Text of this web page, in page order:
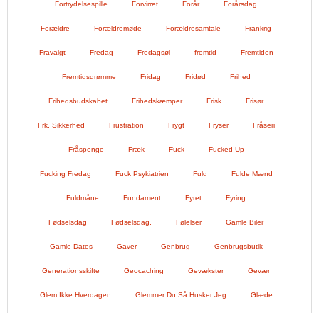
Fortrydelsespille Forvirret Forår Forårsdag
Forældre Forældremøde Forældresamtale Frankrig
Fravalgt Fredag Fredagsøl fremtid Fremtiden
Fremtidsdrømme Fridag Fridød Frihed
Frihedsbudskabet Frihedskæmper Frisk Frisør
Frk. Sikkerhed Frustration Frygt Fryser Fråseri
Fråspenge Fræk Fuck Fucked Up
Fucking Fredag Fuck Psykiatrien Fuld Fulde Mænd
Fuldmåne Fundament Fyret Fyring
Fødselsdag Fødselsdag. Følelser Gamle Biler
Gamle Dates Gaver Genbrug Genbrugsbutik
Generationsskifte Geocaching Gevækster Gevær
Glem Ikke Hverdagen Glemmer Du Så Husker Jeg Glæde